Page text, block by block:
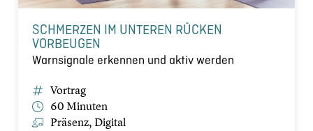
SCHMERZEN IM UNTEREN RÜCKEN
VORBEUGEN
Warnsignale erkennen und aktiv werden
Vortrag
60 Minuten
Präsenz, Digital